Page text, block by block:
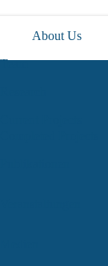
About Us
Team